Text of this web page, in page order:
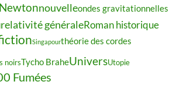
Newtonnouvelleondes gravitationnelles
relativité généraleRoman historique
Singapourthéorie des cordes
noirsTycho BraheUniversUtopie
Fumées